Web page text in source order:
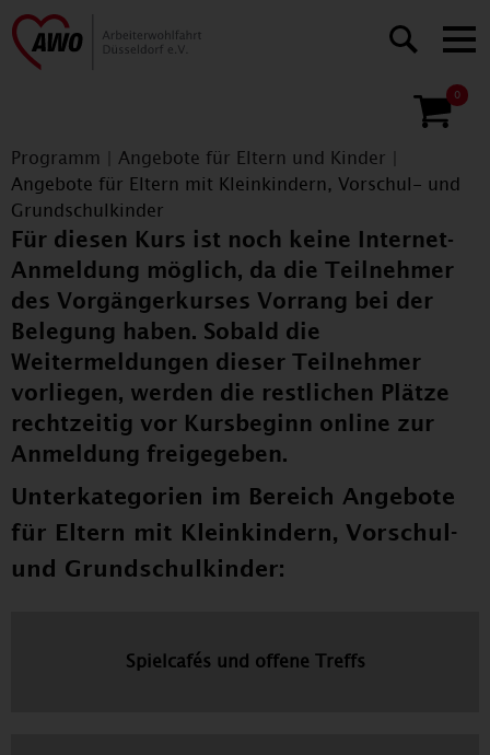
0
Programm Angebote für Eltern und Kinder
Angebote für Eltern mit Kleinkindern, Vorschul- und
Grundschulkinder
Für diesen Kurs ist noch keine Internet-
Anmeldung möglich, da die Teilnehmer
des Vorgängerkurses Vorrang bei der
Belegung haben. Sobald die
Weitermeldungen dieser Teilnehmer
vorliegen, werden die restlichen Plätze
rechtzeitig vor Kursbeginn online zur
Anmeldung freigegeben.
Unterkategorien im Bereich Angebote
für Eltern mit Kleinkindern, Vorschul-
und Grundschulkinder:
Spielcafés und offene Treffs